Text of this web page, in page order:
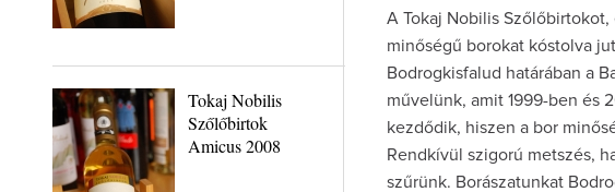
Tokaj Nobilis
Szőlőbirtok
Amicus 2008
A Tokaj Nobilis
minőségű borokat kóstolva
Bodrogkisfalud határában a
művelünk, amit 1999-ben és
kezdődik, hiszen a bor
Rendkívül szigorú metszés,
szűrünk. Borászatunkat